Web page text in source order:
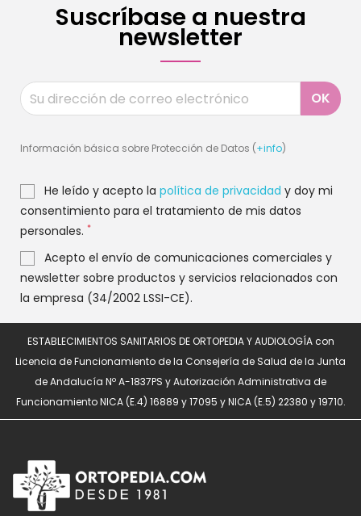
Suscríbase a nuestra
newsletter
Información básica sobre Protección de Datos (+info)
He leído y acepto la política de privacidad y doy mi
consentimiento para el tratamiento de mis datos
personales. *
Acepto el envío de comunicaciones comerciales y
newsletter sobre productos y servicios relacionados con
la empresa (34/2002 LSSI-CE).
ESTABLECIMIENTOS SANITARIOS DE ORTOPEDIA Y AUDIOLOGÍA con
Licencia de Funcionamiento de la Consejería de Salud de la Junta
de Andalucía Nº A-1837PS y Autorización Administrativa de
Funcionamiento NICA (E.4) 16889 y 17095 y NICA (E.5) 22380 y 19710.